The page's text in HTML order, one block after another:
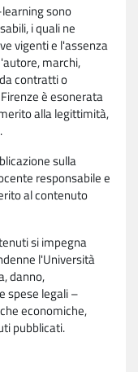
sono
i quali ne
vigenti e l'assenza
marchi,
contratti o
è esonerata
alla legittimità,
sulla
responsabile e
al contenuto
si impegna
l'Università
danno,
spese legali –
economiche,
pubblicati.